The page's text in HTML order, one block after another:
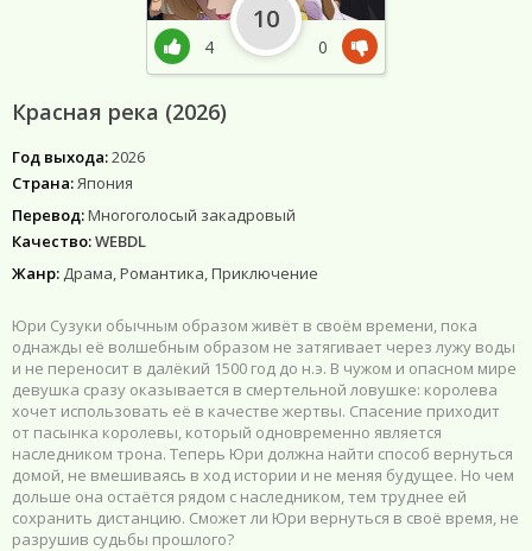
Красная река (2026)
Год выхода:2026
Страна:Япония
Перевод:Многоголосый закадровый
Качество:WEBDL
Жанр: Драма, Романтика, Приключение
Юри Сузуки обычным образом живёт в своём времени, пока
однажды её волшебным образом не затягивает через лужу воды
и не переносит в далёкий 1500 год до н.э. В чужом и опасном мире
девушка сразу оказывается в смертельной ловушке: королева
хочет использовать её в качестве жертвы. Спасение приходит
от пасынка королевы, который одновременно является
наследником трона. Теперь Юри должна найти способ вернуться
домой, не вмешиваясь в ход истории и не меняя будущее. Но чем
дольше она остаётся рядом с наследником, тем труднее ей
сохранить дистанцию. Сможет ли Юри вернуться в своё время, не
разрушив судьбы прошлого?
4
10
0